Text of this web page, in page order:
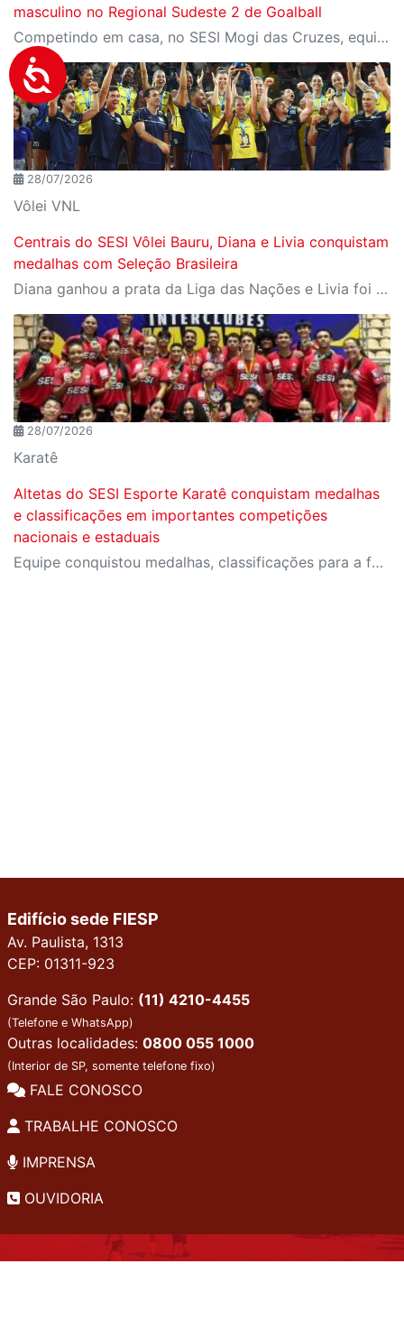
masculino no Regional Sudeste 2 de Goalball
Competindo em casa, no SESI Mogi das Cruzes, equipes do SESI-SP encerram a competição com duas medalhas e reforçam a tradição da instituição entre as principais forças do goalball brasileiro.
28/07/2026
Vôlei VNL
Centrais do SESI Vôlei Bauru, Diana e Livia conquistam
medalhas com Seleção Brasileira
Diana ganhou a prata da Liga das Nações e Livia foi campeã da Copa Sul-Americana com Seleção B
28/07/2026
Karatê
Altetas do SESI Esporte Karatê conquistam medalhas
e classificações em importantes competições
nacionais e estaduais
Equipe conquistou medalhas, classificações para a fase final do Campeonato Brasileiro e importantes resultados em competições estaduais e nacionais.
Edifício sede FIESP
Av. Paulista, 1313
CEP: 01311-923
Grande São Paulo: (11) 4210-4455
(Telefone e WhatsApp)
Outras localidades: 0800 055 1000
(Interior de SP, somente telefone fixo)
FALE CONOSCO
TRABALHE CONOSCO
IMPRENSA
OUVIDORIA